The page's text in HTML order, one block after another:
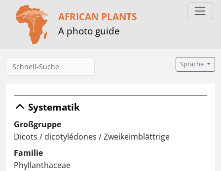
AFRICAN PLANTS
A photo guide
Sprache
Systematik
Großgruppe
Dicots / dicotylédones / Zweikeimblättrige
Familie
Phyllanthaceae